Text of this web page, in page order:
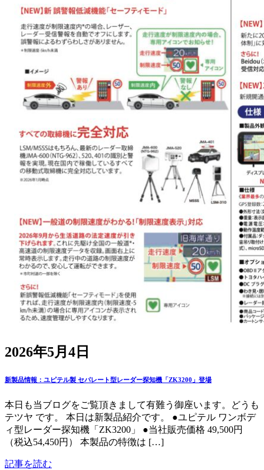
2026年5月4日
新製品情報：ユピテル製 セパレート型レーダー探知機「ZK3200」登場
本日も当ブログをご覧頂きまして有難う御座います。どうも
テツヤ です。 本日は新製品紹介です。 ●ユピテル ワンボデ
ィ型レーダー探知機「ZK3200」 ●当社販売価格 49,500円
（税込54,450円） 本製品の特徴は […]
記事を読む